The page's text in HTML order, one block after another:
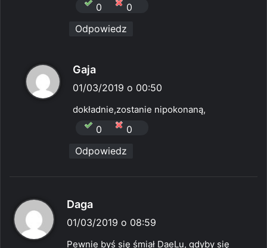
0
0
Odpowiedz
Gaja
i
e
:
01/03/2019 o 00:50
dokładnie,zostanie nipokonaną,
0
0
Odpowiedz
Daga
i
01/03/2019 o 08:59
Pewnie byś się śmiał DaeLu, gdyby się